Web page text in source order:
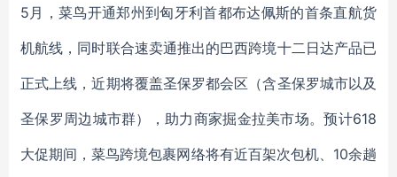
5月，菜鸟开通郑州到匈牙利首都布达佩斯的首条直航货
机航线，同时联合速卖通推出的巴西跨境十二日达产品已
正式上线，近期将覆盖圣保罗都会区（含圣保罗城市以及
圣保罗周边城市群）
，助力商家掘金拉美市场。预计618
大促期间，菜鸟跨境包裹网络将有近百架次包机、10余趟